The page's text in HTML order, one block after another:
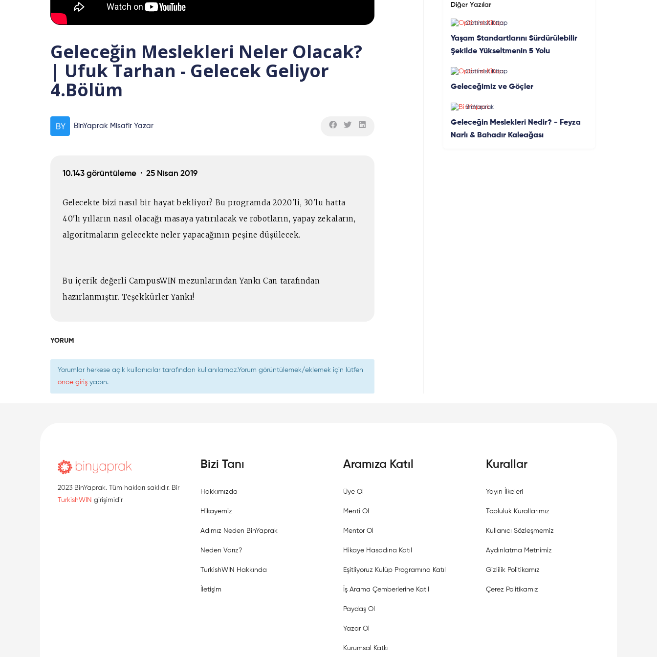
Geleceğin Meslekleri Neler Olacak?
| Ufuk Tarhan - Gelecek Geliyor
4.Bölüm
BinYaprak Misafir Yazar
10.143 görüntüleme · 25 Nisan 2019
Gelecekte bizi nasıl bir hayat bekliyor? Bu programda 2020'li, 30'lu hatta
40'lı yılların nasıl olacağı masaya yatırılacak ve robotların, yapay zekaların,
algoritmaların gelecekte neler yapacağının peşine düşülecek.
Bu içerik değerli CampusWIN mezunlarından Yankı Can tarafından
hazırlanmıştır. Teşekkürler Yankı!
YORUM
Yorumlar herkese açık kullanıcılar tarafından kullanılamaz.Yorum görüntülemek/eklemek için lütfen
önce giriş yapın.
Diğer Yazılar
Optimist Kitap
Yaşam Standartlarını Sürdürülebilir
Şekilde Yükseltmenin 5 Yolu
Optimist Kitap
Geleceğimiz ve Göçler
BinYaprak
Geleceğin Meslekleri Nedir? - Feyza
Narlı & Bahadır Kaleağası
2023 BinYaprak. Tüm hakları saklıdır. Bir
TurkishWIN girişimidir
Bizi Tanı
Hakkımızda
Hikayemiz
Adımız Neden BinYaprak
Neden Varız?
TurkishWIN Hakkında
İletişim
Aramıza Katıl
Üye Ol
Menti Ol
Mentor Ol
Hikaye Hasadına Katıl
Eşitliyoruz Kulüp Programına Katıl
İş Arama Çemberlerine Katıl
Paydaş Ol
Yazar Ol
Kurumsal Katkı
Kurallar
Yayın İlkeleri
Topluluk Kurallarımız
Kullanıcı Sözleşmemiz
Aydınlatma Metnimiz
Gizlilik Politikamız
Çerez Politikamız